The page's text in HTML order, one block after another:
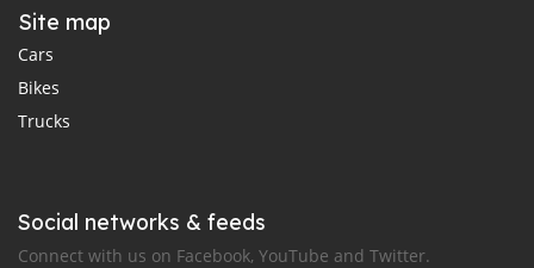
Site map
Cars
Bikes
Trucks
Social networks & feeds
Connect with us on Facebook, YouTube and Twitter.